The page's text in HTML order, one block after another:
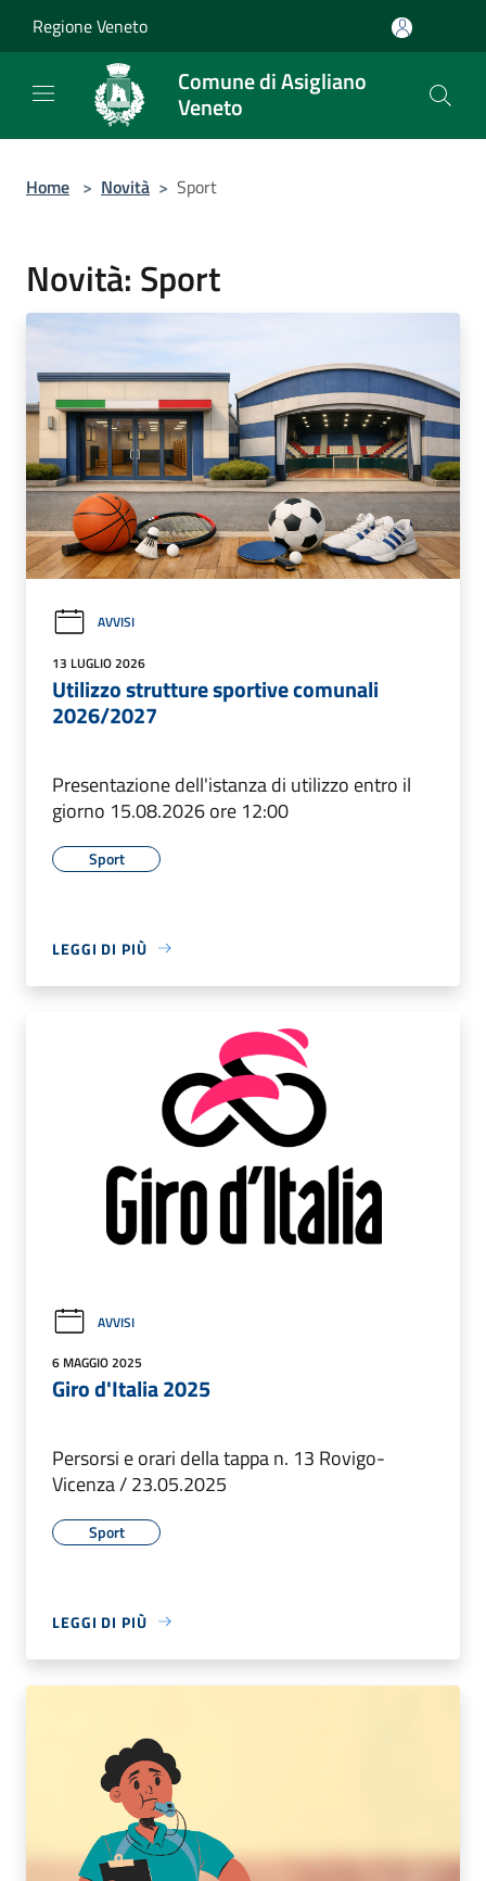
Regione Veneto
Comune di Asigliano
Veneto
Home > Novità > Sport
Novità: Sport
AVVISI
13 LUGLIO 2026
Utilizzo strutture sportive comunali
2026/2027
Presentazione dell'istanza di utilizzo entro il
giorno 15.08.2026 ore 12:00
Sport
LEGGI DI PIÙ
AVVISI
6 MAGGIO 2025
Giro d'Italia 2025
Persorsi e orari della tappa n. 13 Rovigo-
Vicenza / 23.05.2025
Sport
LEGGI DI PIÙ